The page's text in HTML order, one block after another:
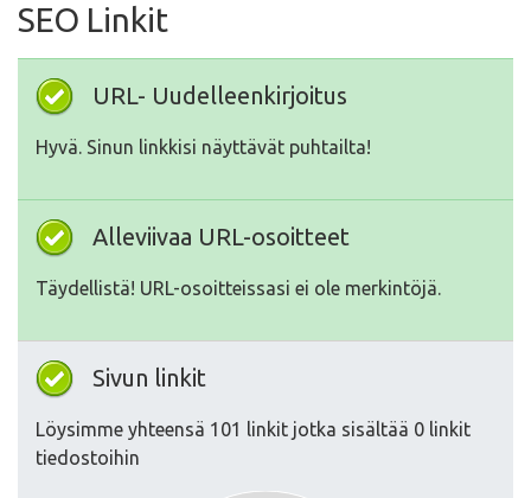
SEO Linkit
URL- Uudelleenkirjoitus
Hyvä. Sinun linkkisi näyttävät puhtailta!
Alleviivaa URL-osoitteet
Täydellistä! URL-osoitteissasi ei ole merkintöjä.
Sivun linkit
Löysimme yhteensä 101 linkit jotka sisältää 0 linkit
tiedostoihin